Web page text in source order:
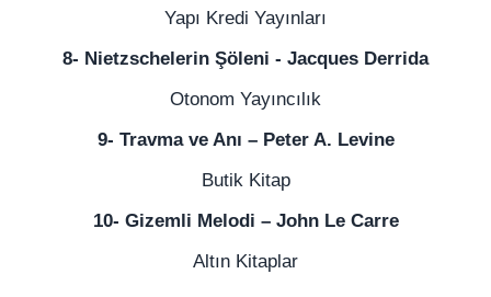
Yapı Kredi Yayınları
8- Nietzschelerin Şöleni - Jacques Derrida
Otonom Yayıncılık
9- Travma ve Anı – Peter A. Levine
Butik Kitap
10- Gizemli Melodi – John Le Carre
Altın Kitaplar